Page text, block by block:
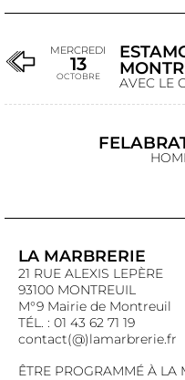
MERCREDI
13
OCTOBRE AVEC LE
LA MARBRERIE
21 RUE ALEXIS LEPÈRE
93100 MONTREUIL
M°9 Mairie de Montreuil
TÉL. : 01 43 62 71 19
contact(@)lamarbrerie.fr
ÊTRE PROGRAMMÉ À LA